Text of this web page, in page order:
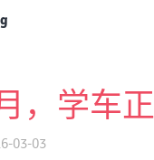
，学车
03-03